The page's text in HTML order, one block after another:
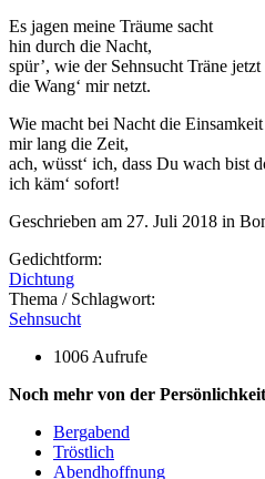
Es jagen meine Träume sacht
hin durch die Nacht,
spür’, wie der Sehnsucht Träne jetzt
die Wang‘ mir netzt.
Wie macht bei Nacht die Einsamkeit
mir lang die Zeit,
ach, wüsst‘ ich, dass Du wach bist
ich käm‘ sofort!
Geschrieben am 27. Juli 2018 in
Gedichtform:
Dichtung
Thema / Schlagwort:
Sehnsucht
1006 Aufrufe
Noch mehr von der
Bergabend
Tröstlich
Abendhoffnung